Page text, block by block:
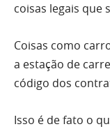
coisas legais que
Coisas como
a estação de
código dos
Isso é de fato o